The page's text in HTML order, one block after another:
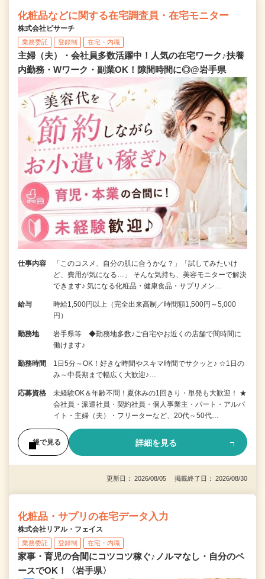
化粧品などに関する在宅調査員・在宅モニター
株式会社ビサーチ
業務委託 登録制 在宅・内職
主婦（夫）・会社員多数活躍中！人気の在宅ワーク♪扶養
内勤務・Wワーク・副業OK！隙間時間に◎@岩手県
仕事内容
「このコスメ、自分の肌に合うかな？」「試してみたいけ
ど、費用が気になる…」 そんな気持ち、美容モニターで解決
できます♪ 気になる化粧品・健康食品・サプリメン…
給与
時給1,500円以上（完全出来高制／時間額1,500円～5,000
円）
勤務地
岩手県等 ◆勤務地多数♪ご自宅やお近くの店舗で間時間に
働けます♪
勤務時間
1日5分～OK！好きな時間やスキマ時間でサクッと♪ ☆1日の
み～中長期まで幅広く大歓迎♪…
応募資格
未経験OK＆年齢不問！夏休みの1回きり・単発も大歓迎！ ★
会社員・派遣社員・契約社員・個人事業主・パート・アルバ
イト・主婦（夫）・フリーターなど、20代～50代…
後で見る 詳細を見る
更新日： 2026/08/05 掲載終了日： 2026/08/30
化粧品・サプリの在宅データ入力
株式会社リアル・フェイス
業務委託 登録制 在宅・内職
家事・育児の合間にコツコツ稼ぐ♪ノルマなし・自分のペ
ースでOK！〈岩手県〉